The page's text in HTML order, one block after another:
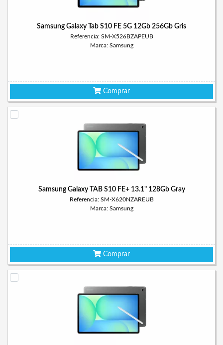
Samsung Galaxy Tab S10 FE 5G 12Gb 256Gb Gris
Referencia: SM-X526BZAPEUB
Marca: Samsung
Comprar
Samsung Galaxy TAB S10 FE+ 13.1" 128Gb Gray
Referencia: SM-X620NZAREUB
Marca: Samsung
Comprar